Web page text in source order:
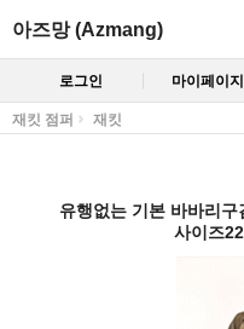
아즈망 (Azmang)
로그인 마이페이지
재킷 점퍼 재킷
유행없는 기본 바바리
사이즈